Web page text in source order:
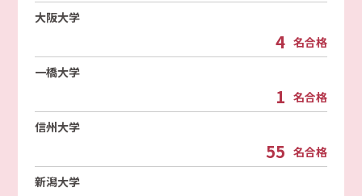
大阪大学
4 名合格
一橋大学
1 名合格
信州大学
55 名合格
新潟大学